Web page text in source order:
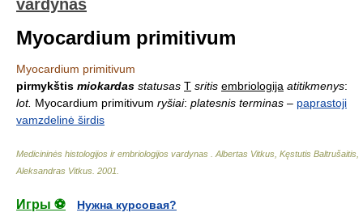
vardynas
Myocardium primitivum
Myocardium primitivum
pirmykštis miokardas statusas T sritis embriologija atitikmenys:
lot. Myocardium primitivum ryšiai: platesnis terminas – paprastoji
vamzdelinė širdis
Medicininės histologijos ir embriologijos vardynas
Albertas Vitkus, Kęstutis Baltrušaitis,
Aleksandras Vitkus 2001
Игры ⚽
Нужна курсовая?